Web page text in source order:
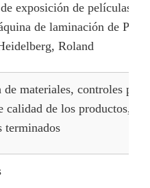
exposición de películas,
de laminación de PP,
Roland
de materiales, controles
calidad de los productos,
terminados